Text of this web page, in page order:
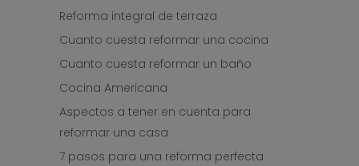
Reforma integral de terraza
Cuanto cuesta reformar una cocina
Cuanto cuesta reformar un baño
Cocina Americana
Aspectos a tener en cuenta para
reformar una casa
7 pasos para una reforma perfecta